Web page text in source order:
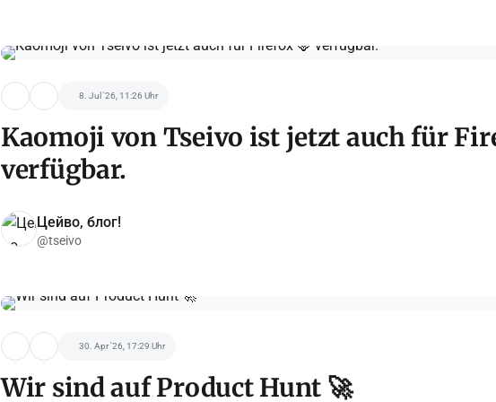
8. Jul '26, 11:26 Uhr
Kaomoji von Tseivo ist jetzt auch für
verfügbar.
Цейво, блог!
@tseivo
30. Apr '26, 17:29 Uhr
Wir sind auf Product Hunt 🚀